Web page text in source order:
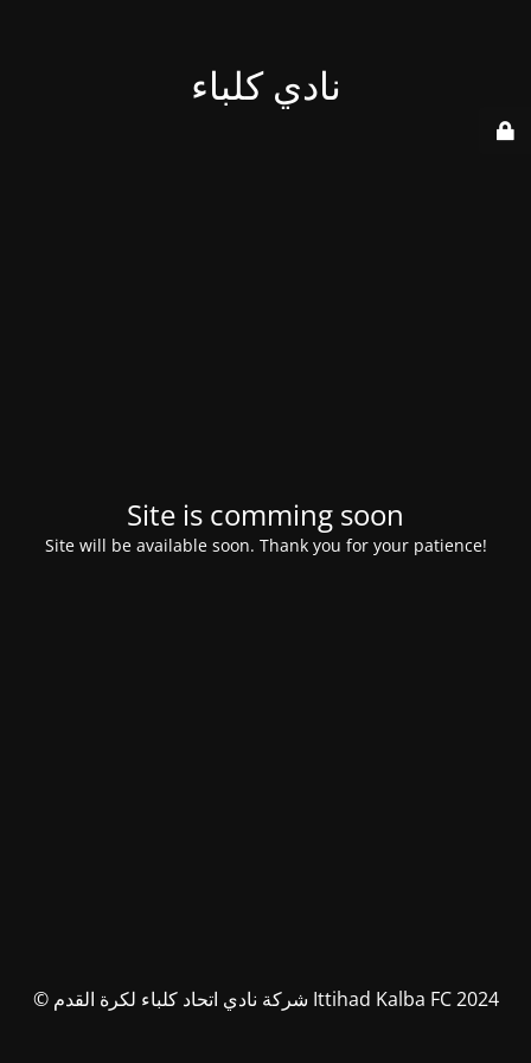
نادي كلباء
Site is comming soon
Site will be available soon. Thank you for your patience!
© شركة نادي اتحاد كلباء لكرة القدم Ittihad Kalba FC 2024